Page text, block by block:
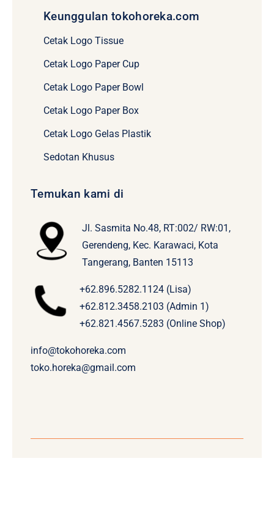
Keunggulan tokohoreka.com
Cetak Logo Tissue
Cetak Logo Paper Cup
Cetak Logo Paper Bowl
Cetak Logo Paper Box
Cetak Logo Gelas Plastik
Sedotan Khusus
Temukan kami di
Jl. Sasmita No.48, RT:002/ RW:01,
Gerendeng, Kec. Karawaci, Kota
Tangerang, Banten 15113
+62.896.5282.1124 (Lisa)
+62.812.3458.2103 (Admin 1)
+62.821.4567.5283 (Online Shop)
info@tokohoreka.com
toko.horeka@gmail.com